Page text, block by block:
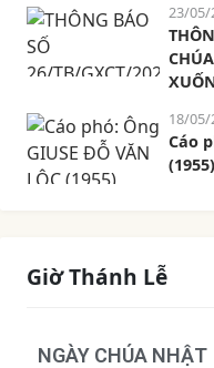
23/05/
18/05/
Cáo
(1955)
Giờ Thánh Lễ
NGÀY CHÚA NHẬT